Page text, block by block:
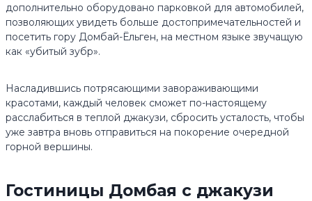
дополнительно оборудовано парковкой для автомобилей,
позволяющих увидеть больше достопримечательностей и
посетить гору Домбай-Ёльген, на местном языке звучащую
как «убитый зубр».
Насладившись потрясающими завораживающими
красотами, каждый человек сможет по-настоящему
расслабиться в теплой джакузи, сбросить усталость, чтобы
уже завтра вновь отправиться на покорение очередной
горной вершины.
Гостиницы Домбая с джакузи